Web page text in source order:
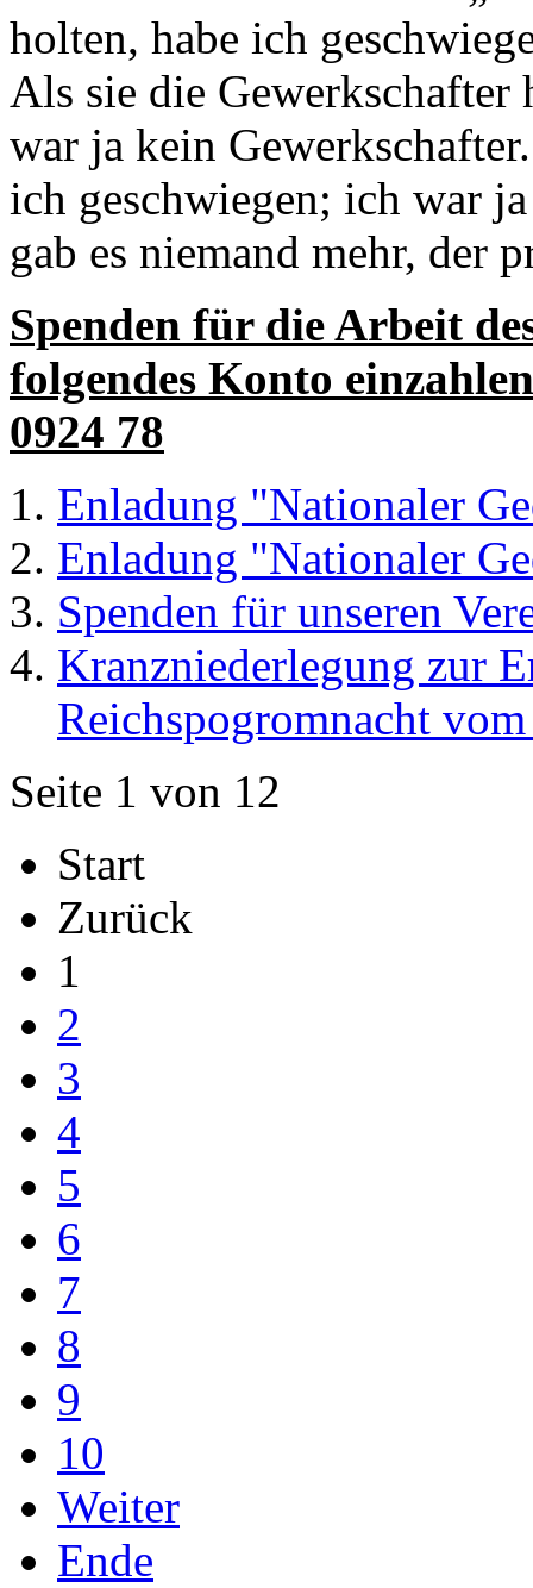
holten, habe ich
Als sie die Gewerkschafter
war ja kein
ich geschwiegen; ich war
gab es niemand mehr, der
Spenden für die Arbeit
folgendes Konto
0924 78
Enladung "Nationaler
Enladung "Nationaler
Spenden für unseren
Kranzniederlegung zur
Reichspogromnacht
Seite 1 von 12
Start
Zurück
1
2
3
4
5
6
7
8
9
10
Weiter
Ende